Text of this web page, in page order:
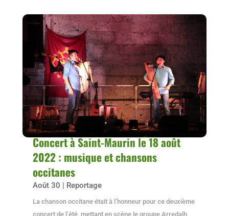
Concert à Saint-Maurin le 18 août
2022 : musique et chansons
occitanes
Août 30 | Reportage
La chanson occitane était à l’honneur pour ce deuxième
concert de l’été, mettant en scène le groupe Arredalh,